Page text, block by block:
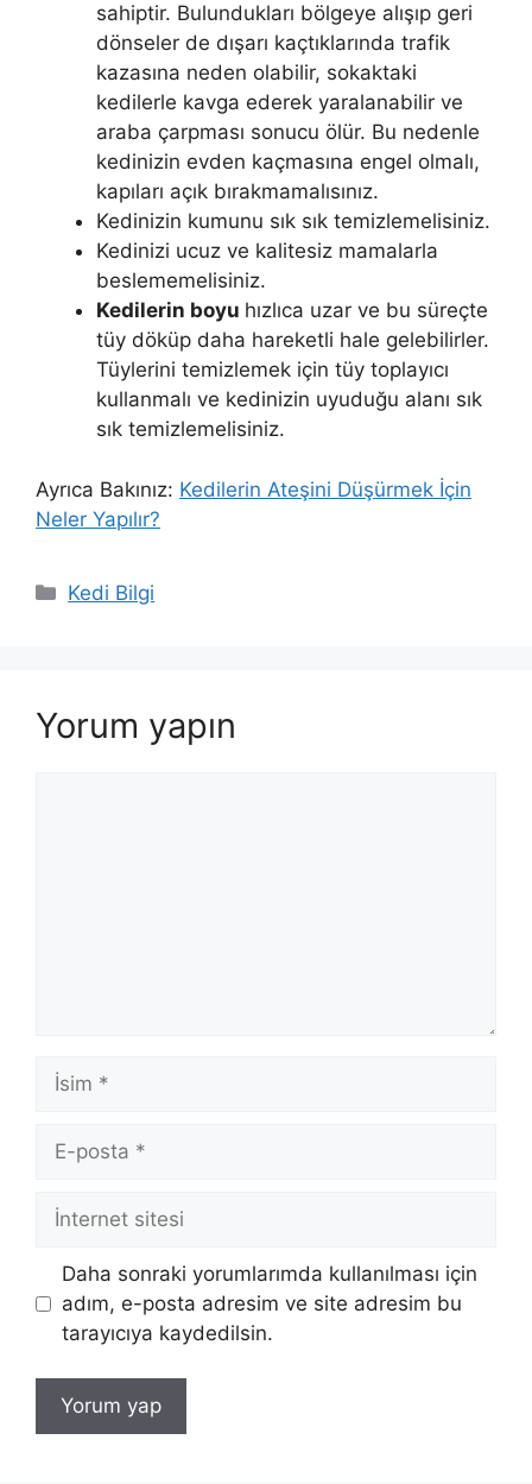
sahiptir. Bulundukları bölgeye alışıp geri
dönseler de dışarı kaçtıklarında trafik
kazasına neden olabilir, sokaktaki
kedilerle kavga ederek yaralanabilir ve
araba çarpması sonucu ölür. Bu nedenle
kedinizin evden kaçmasına engel olmalı,
kapıları açık bırakmamalısınız.
Kedinizin kumunu sık sık temizlemelisiniz.
Kedinizi ucuz ve kalitesiz mamalarla
beslememelisiniz.
Kedilerin boyu hızlıca uzar ve bu süreçte
tüy döküp daha hareketli hale gelebilirler.
Tüylerini temizlemek için tüy toplayıcı
kullanmalı ve kedinizin uyuduğu alanı sık
sık temizlemelisiniz.
Ayrıca Bakınız: Kedilerin Ateşini Düşürmek İçin
Neler Yapılır?
Kategoriler
Kedi Bilgi
Yorum yapın
İsim
posta
İnternet
sitesi
Daha sonraki yorumlarımda kullanılması için
adım, e-posta adresim ve site adresim bu
tarayıcıya kaydedilsin.